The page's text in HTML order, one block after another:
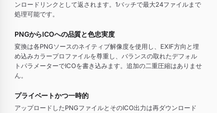
ンロードリンクとして返されます。1バッチで最大24ファイルまで
処理可能です。
PNGからICOへの品質と色忠実度
変換は各PNGソースのネイティブ解像度を使用し、EXIF方向と埋
め込みカラープロファイルを尊重し、バランスの取れたデフォル
トパラメーターでICOを書き込みます。追加の二重圧縮はありませ
ん。
プライベートかつ一時的
アップロードしたPNGファイルとそのICO出力は再ダウンロード